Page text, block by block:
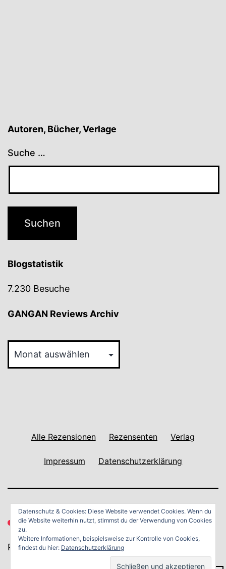
Autoren, Bücher, Verlage
Suche …
Blogstatistik
7.230 Besuche
GANGAN Reviews Archiv
Reviews
Archiv
Alle Rezensionen Rezensenten Verlag
Impressum Datenschutzerklärung
Powered byWordPress.
Datenschutz & Cookies: Diese Website verwendet Cookies. Wenn du
die Website weiterhin nutzt, stimmst du der Verwendung von Cookies
zu.
Weitere Informationen, beispielsweise zur Kontrolle von Cookies,
findest du hier: Datenschutzerklärung